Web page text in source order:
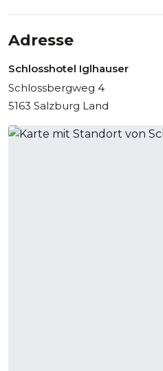
Adresse
Schlosshotel Iglhauser
Schlossbergweg 4
5163 Salzburg Land